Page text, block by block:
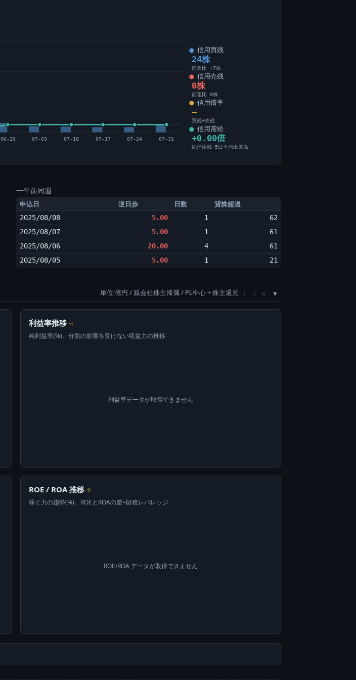
06-26 07-03 07-10 07-17 07-24 07-31
信用買残
24株
前週比 +7株
信用売残
0株
前週比 0株
信用倍率
―
買残÷売残
信用需給
+0.00倍
純信用残÷5日平均出来高
一年前同週
申込日 逆日歩 日数 貸株超過
2025/08/08 5.00 1
62
2025/08/07
5.00 1
61
2025/08/06
20.00 4
61
2025/08/05
5.00 1 21
単位:億円 / 親会社株主帰属 / PL中心 + 株主還元 ↑ ↓ ×
利益率推移 ⊙
純利益率(%)。分割の影響を受けない収益力の推移
利益率データが取得できません
ROE / ROA 推移 ⊙
稼ぐ力の趨勢(%)。ROEとROAの差=財務レバレッジ
ROE/ROA データが取得できません